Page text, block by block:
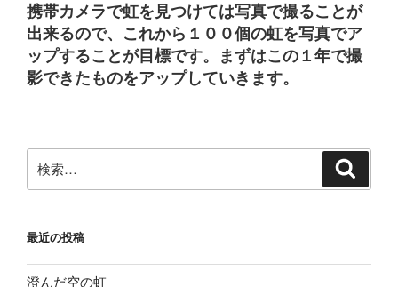
携帯カメラで虹を見つけては写真で撮ることが
出来るので、これから１００個の虹を写真でア
ップすることが目標です。まずはこの１年で撮
影できたものをアップしていきます。
索:
最近の投稿
澄んだ空の虹